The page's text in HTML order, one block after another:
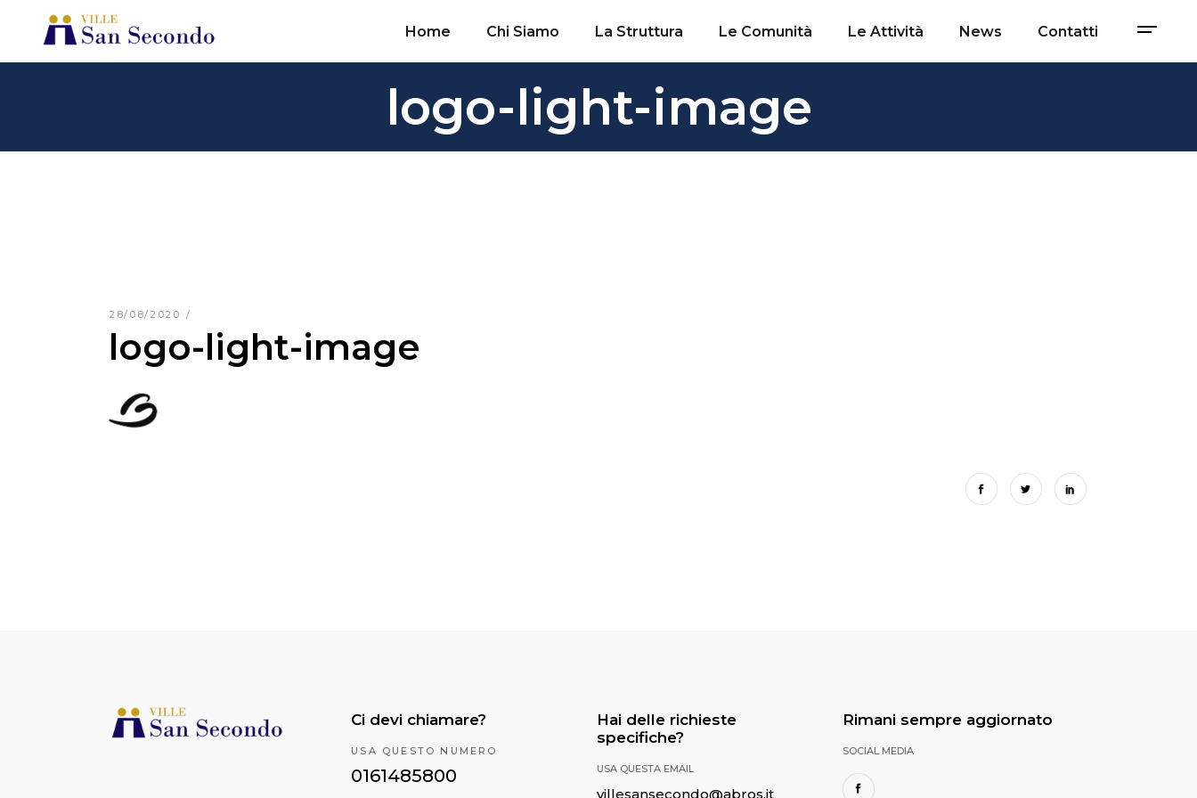
Home Chi Siamo La Struttura Le Comunità Le Attività News Contatti
logo-light-image
28/08/2020
logo-light-image
Ci devi chiamare?
USA QUESTO NUMERO
0161485800
Hai delle richieste
specifiche?
USA QUESTA EMAIL
villesansecondo@abros.it
Rimani sempre aggiornato
SOCIAL MEDIA